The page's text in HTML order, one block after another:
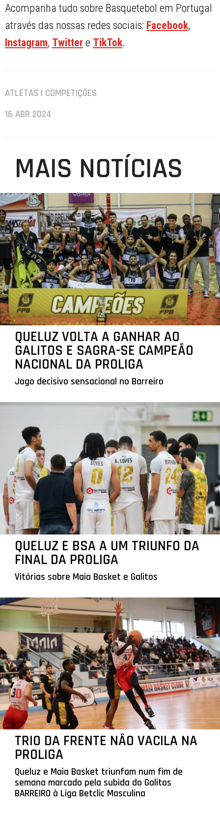
Acompanha tudo sobre Basquetebol em Portugal
através das nossas redes sociais: Facebook,
Instagram, Twitter e TikTok.
ATLETAS | COMPETIÇÕES
16 ABR 2024
MAIS NOTÍCIAS
QUELUZ VOLTA A GANHAR AO
GALITOS E SAGRA-SE CAMPEÃO
NACIONAL DA PROLIGA
Jogo decisivo sensacional no Barreiro
QUELUZ E BSA A UM TRIUNFO DA
FINAL DA PROLIGA
Vitórias sobre Maia Basket e Galitos
TRIO DA FRENTE NÃO VACILA NA
PROLIGA
Queluz e Maia Basket triunfam num fim de
semana marcado pela subida do Galitos
BARREIRO à Liga Betclic Masculina